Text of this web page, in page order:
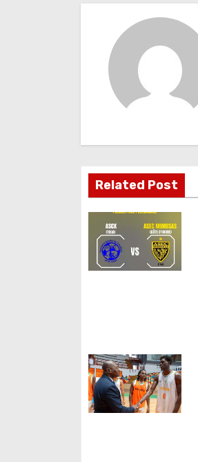
o
n
d
’
t
i
c
Related Post